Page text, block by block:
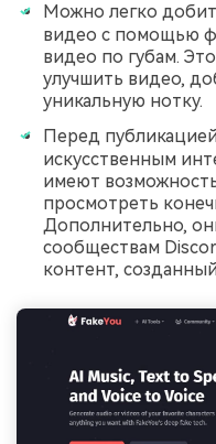
Можно легко
видео с помощью
видео по губам.
улучшить видео,
уникальную нотку.
Перед
искусственным
имеют
просмотреть
Дополнительно,
сообществам
контент,